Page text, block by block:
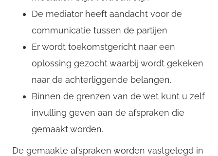
De mediator heeft aandacht voor de
communicatie tussen de partijen
Er wordt toekomstgericht naar een
oplossing gezocht waarbij wordt gekeken
naar de achterliggende belangen.
Binnen de grenzen van de wet kunt u zelf
invulling geven aan de afspraken die
gemaakt worden.
De gemaakte afspraken worden vastgelegd in